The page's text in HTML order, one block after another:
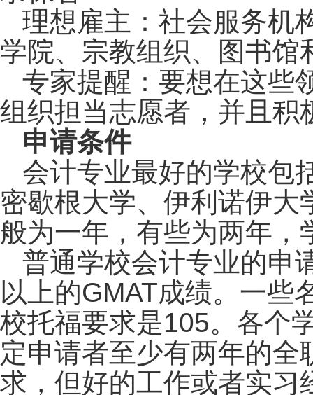
理想雇主：社会服务机
学院、宗教组织、图书馆
专家提醒：要想在这些
组织担当志愿者，并且积
申请条件
会计专业最好的学校包
密歇根大学、伊利诺伊
般为一年，有些为两年，
普通学校会计专业的申
以上的GMAT成绩。一些
校托福要求是105。各个
定申请者至少有两年的
求，但好的工作或者实习